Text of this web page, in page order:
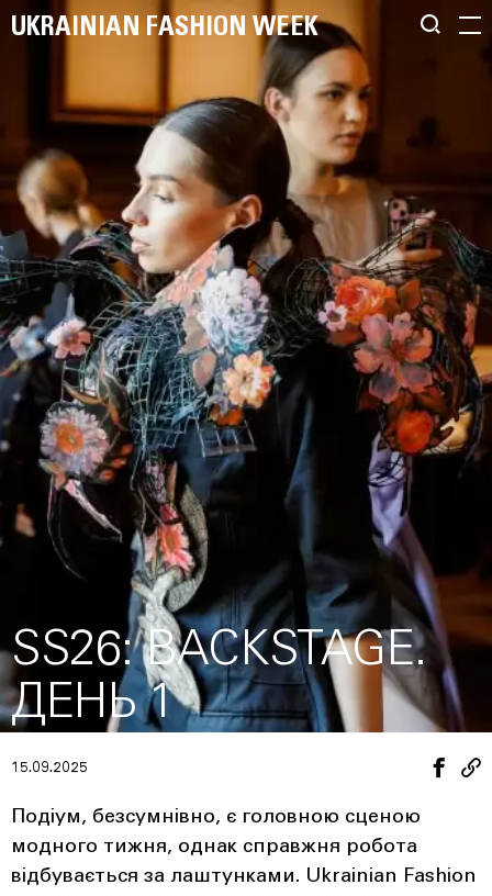
UKRAINIAN FASHION WEEK
SS26: BACKSTAGE.
ДЕНЬ 1
15.09.2025
Подіум, безсумнівно, є головною сценою
модного тижня, однак справжня робота
відбувається за лаштунками. Ukrainian Fashion